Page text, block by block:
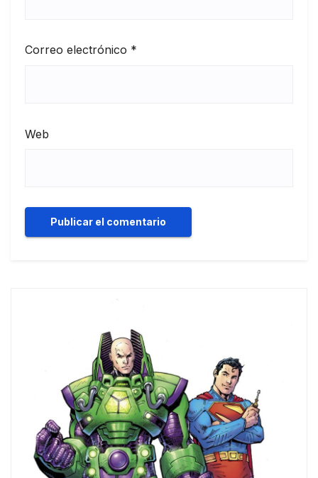
Correo electrónico *
Web